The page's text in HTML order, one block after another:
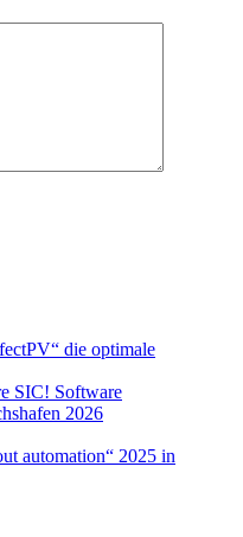
die optimale
SIC! Software
2026
automation“ 2025 in